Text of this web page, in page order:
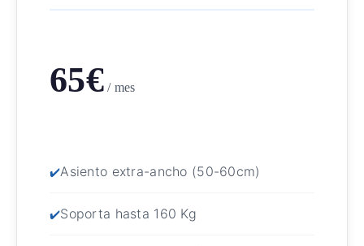
65€/ mes
Asiento extra-ancho (50-60cm)
Soporta hasta 160 Kg